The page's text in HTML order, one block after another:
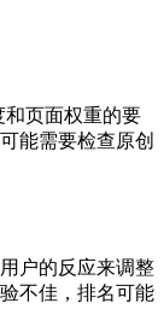
和页面权重的要
能需要检查原创
户的反应来调整
不佳，排名可能